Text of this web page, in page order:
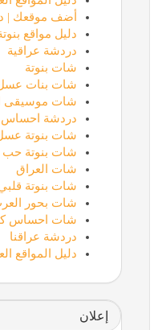
أضف موقعك |
دليل مواقع
دردشة عراقية
شات بنوتة
شات بنات
شات موسيقى
دردشة احساس
شات بنوتة
شات بنوتة حب
شات العراق
شات بنوتة
شات بحور
شات احساس
دردشة عراقنا
دليل المواقع
إعلان